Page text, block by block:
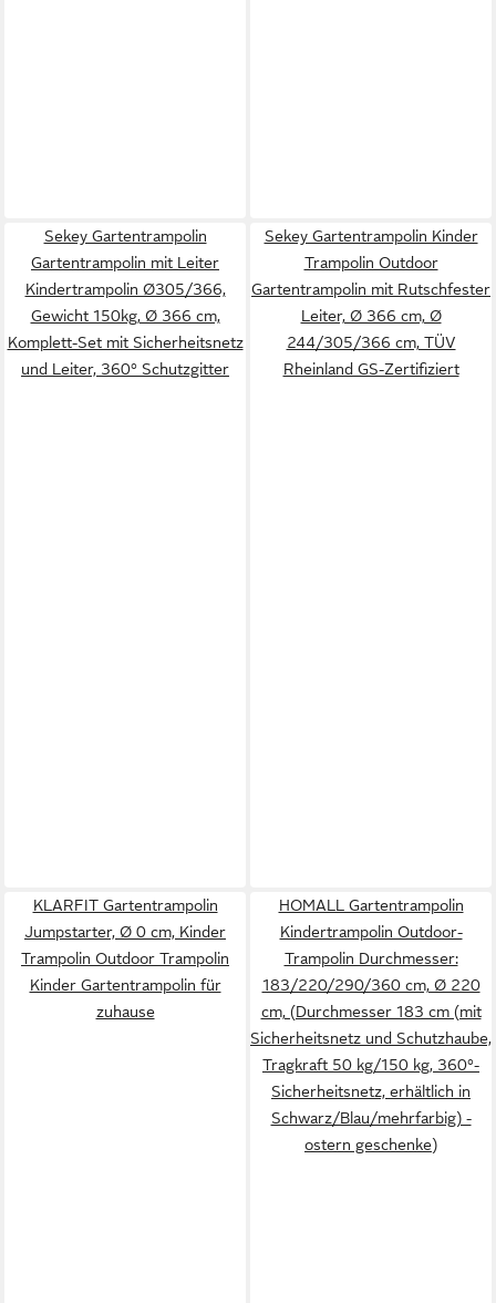
Sekey Gartentrampolin
Gartentrampolin mit Leiter
Kindertrampolin Ø305/366,
Gewicht 150kg, Ø 366 cm,
Komplett-Set mit Sicherheitsnetz
und Leiter, 360° Schutzgitter
Sekey Gartentrampolin Kinder
Trampolin Outdoor
Gartentrampolin mit Rutschfester
Leiter, Ø 366 cm, Ø
244/305/366 cm, TÜV
Rheinland GS-Zertifiziert
KLARFIT Gartentrampolin
Jumpstarter, Ø 0 cm, Kinder
Trampolin Outdoor Trampolin
Kinder Gartentrampolin für
zuhause
HOMALL Gartentrampolin
Kindertrampolin Outdoor-
Trampolin Durchmesser:
183/220/290/360 cm, Ø 220
cm, (Durchmesser 183 cm (mit
Sicherheitsnetz und Schutzhaube,
Tragkraft 50 kg/150 kg, 360°-
Sicherheitsnetz, erhältlich in
Schwarz/Blau/mehrfarbig) -
ostern geschenke)